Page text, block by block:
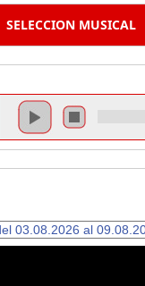
SELECCION MUSICAL